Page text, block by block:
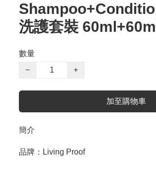
洗護套裝
數量
−
+
加至購物車
簡介
品牌：Living Proof